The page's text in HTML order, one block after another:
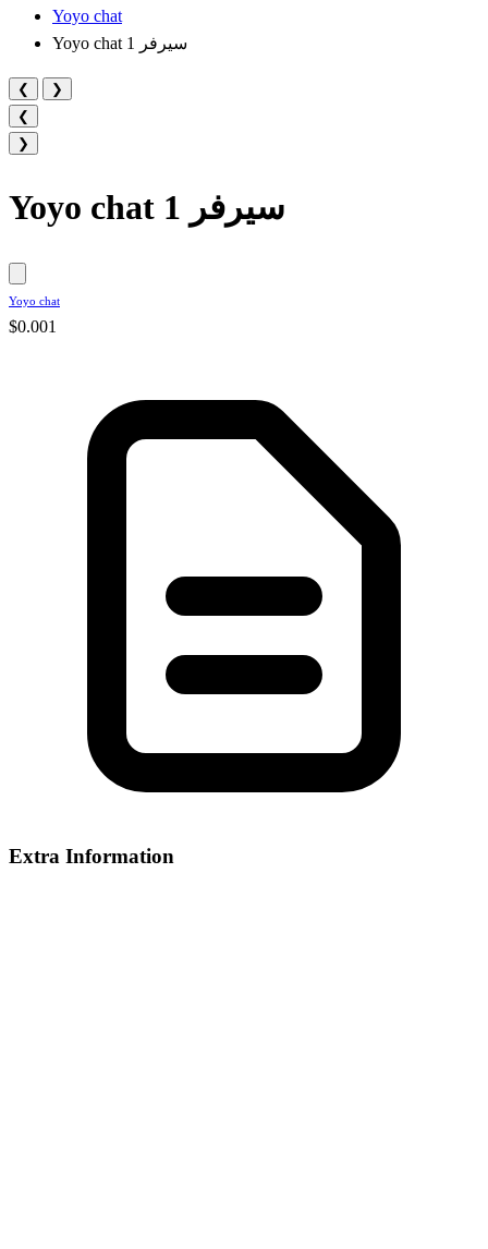
Yoyo chat
Yoyo chat سيرفر 1
❮
❯
❮
❯
Yoyo chat سيرفر 1
Yoyo chat
$0.001
Extra Information